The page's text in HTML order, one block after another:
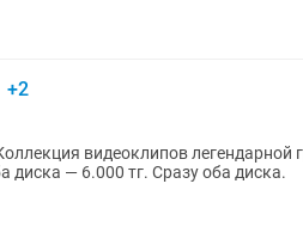
+2
диска — 6.000 тг. Сразу оба диска.